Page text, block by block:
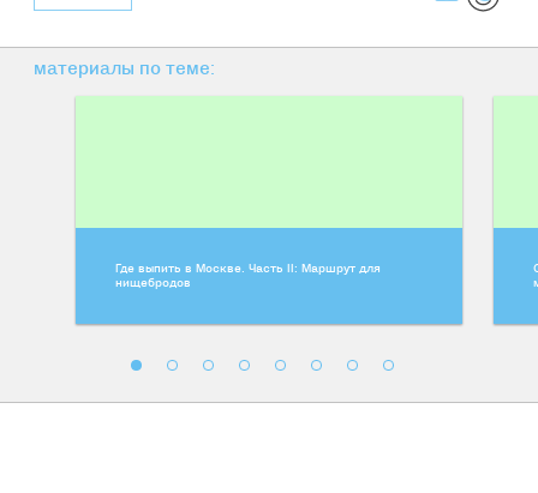
материалы по теме:
Где выпить в Москве. Часть II: Маршрут для
нищебродов